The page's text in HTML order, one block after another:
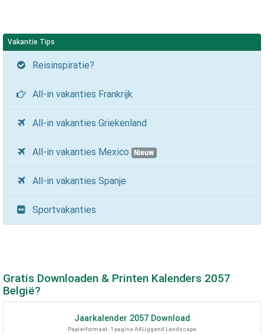
Vakantie Tips
Reisinspiratie?
All-in vakanties Frankrijk
All-in vakanties Griekenland
All-in vakanties Mexico Nieuw
All-in vakanties Spanje
Sportvakanties
Gratis Downloaden & Printen Kalenders 2057
België?
Jaarkalender 2057Download
Papierformaat: 1 pagina A4 Liggend Landscape